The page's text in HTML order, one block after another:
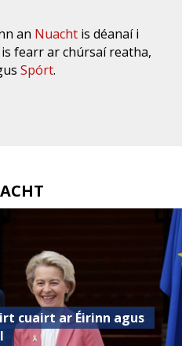
an Nuacht is déanaí i
fearr ar chúrsaí reatha,
Spórt.
cuairt ar Éirinn agus